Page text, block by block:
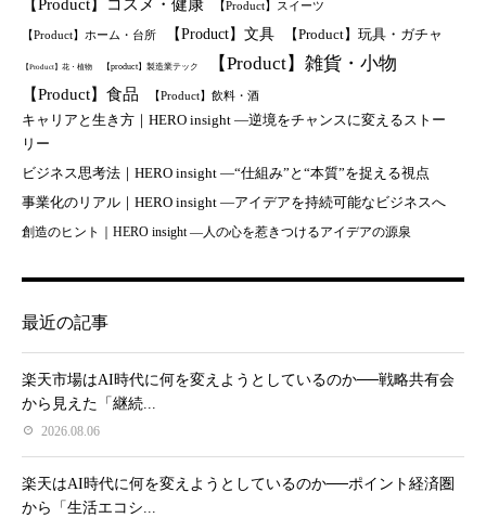
【Product】コスメ・健康 【Product】スイーツ
【Product】ホーム・台所 【Product】文具 【Product】玩具・ガチャ
【Product】花・植物 【product】製造業テック 【Product】雑貨・小物
【Product】食品 【Product】飲料・酒
キャリアと生き方｜HERO insight —逆境をチャンスに変えるストー
リー
ビジネス思考法｜HERO insight —“仕組み”と“本質”を捉える視点
事業化のリアル｜HERO insight —アイデアを持続可能なビジネスへ
創造のヒント｜HERO insight —人の心を惹きつけるアイデアの源泉
最近の記事
楽天市場はAI時代に何を変えようとしているのか──戦略共有会
から見えた「継続...
2026.08.06
楽天はAI時代に何を変えようとしているのか──ポイント経済圏
から「生活エコシ...